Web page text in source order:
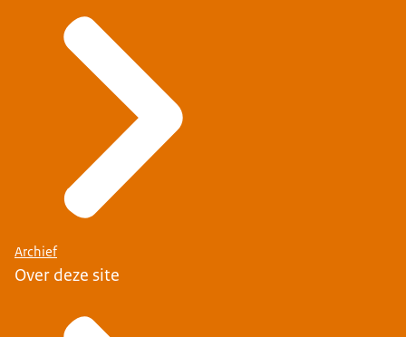
Archief
Over deze site